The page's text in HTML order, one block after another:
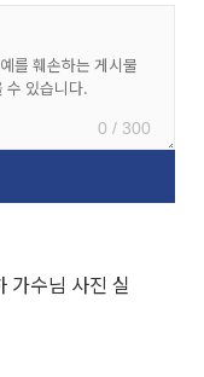
0 / 300
가수님 사진 실